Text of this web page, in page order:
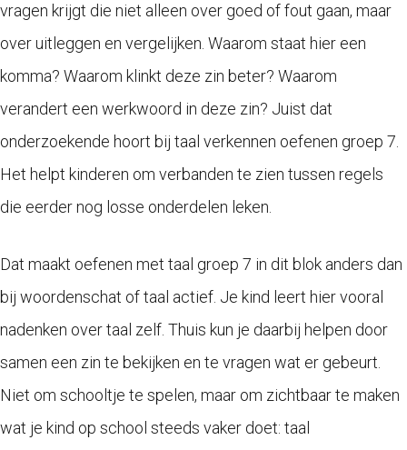
vragen krijgt die niet alleen over goed of fout gaan, maar
over uitleggen en vergelijken. Waarom staat hier een
komma? Waarom klinkt deze zin beter? Waarom
verandert een werkwoord in deze zin? Juist dat
onderzoekende hoort bij taal verkennen oefenen groep 7.
Het helpt kinderen om verbanden te zien tussen regels
die eerder nog losse onderdelen leken.
Dat maakt oefenen met taal groep 7 in dit blok anders dan
bij woordenschat of taal actief. Je kind leert hier vooral
nadenken over taal zelf. Thuis kun je daarbij helpen door
samen een zin te bekijken en te vragen wat er gebeurt.
Niet om schooltje te spelen, maar om zichtbaar te maken
wat je kind op school steeds vaker doet: taal